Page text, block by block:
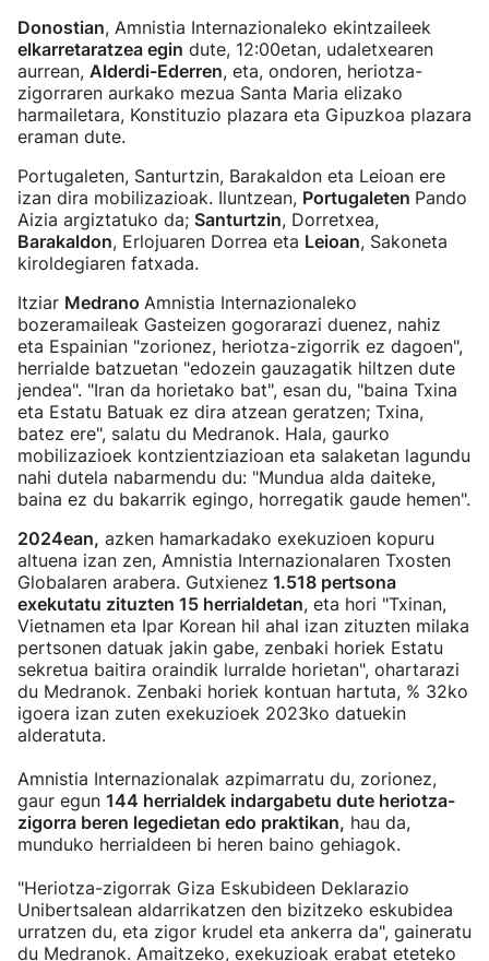
Donostian, Amnistia Internazionaleko ekintzaileek
elkarretaratzea egin dute, 12:00etan, udaletxearen
aurrean, Alderdi-Ederren, eta, ondoren, heriotza-
zigorraren aurkako mezua Santa Maria elizako
harmailetara, Konstituzio plazara eta Gipuzkoa plazara
eraman dute.
Portugaleten, Santurtzin, Barakaldon eta Leioan ere
izan dira mobilizazioak. Iluntzean, Portugaleten Pando
Aizia argiztatuko da; Santurtzin, Dorretxea,
Barakaldon, Erlojuaren Dorrea eta Leioan, Sakoneta
kiroldegiaren fatxada.
Itziar Medrano Amnistia Internazionaleko
bozeramaileak Gasteizen gogorarazi duenez, nahiz
eta Espainian "zorionez, heriotza-zigorrik ez dagoen",
herrialde batzuetan "edozein gauzagatik hiltzen dute
jendea". "Iran da horietako bat", esan du, "baina Txina
eta Estatu Batuak ez dira atzean geratzen; Txina,
batez ere", salatu du Medranok. Hala, gaurko
mobilizazioek kontzientziazioan eta salaketan lagundu
nahi dutela nabarmendu du: "Mundua alda daiteke,
baina ez du bakarrik egingo, horregatik gaude hemen".
2024ean, azken hamarkadako exekuzioen kopuru
altuena izan zen, Amnistia Internazionalaren Txosten
Globalaren arabera. Gutxienez 1.518 pertsona
exekutatu zituzten 15 herrialdetan, eta hori "Txinan,
Vietnamen eta Ipar Korean hil ahal izan zituzten milaka
pertsonen datuak jakin gabe, zenbaki horiek Estatu
sekretua baitira oraindik lurralde horietan", ohartarazi
du Medranok. Zenbaki horiek kontuan hartuta, % 32ko
igoera izan zuten exekuzioek 2023ko datuekin
alderatuta.
Amnistia Internazionalak azpimarratu du, zorionez,
gaur egun 144 herrialdek indargabetu dute heriotza-
zigorra beren legedietan edo praktikan, hau da,
munduko herrialdeen bi heren baino gehiagok.
"Heriotza-zigorrak Giza Eskubideen Deklarazio
Unibertsalean aldarrikatzen den bizitzeko eskubidea
urratzen du, eta zigor krudel eta ankerra da", gaineratu
du Medranok. Amaitzeko, exekuzioak erabat eteteko